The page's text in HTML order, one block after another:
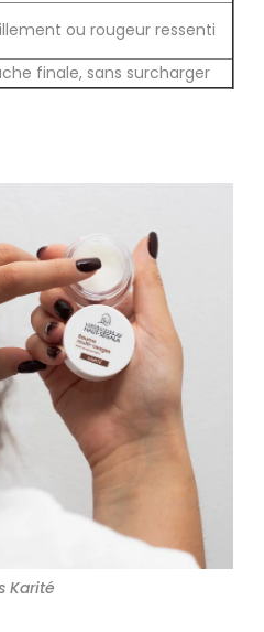
ou rougeur ressenti
finale, sans surcharger
Karité